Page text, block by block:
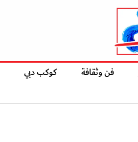
فن وثقافة كوكب دبي